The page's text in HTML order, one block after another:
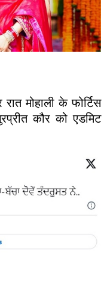
मोहाली के फोर्टिस
कौर को एडमिट